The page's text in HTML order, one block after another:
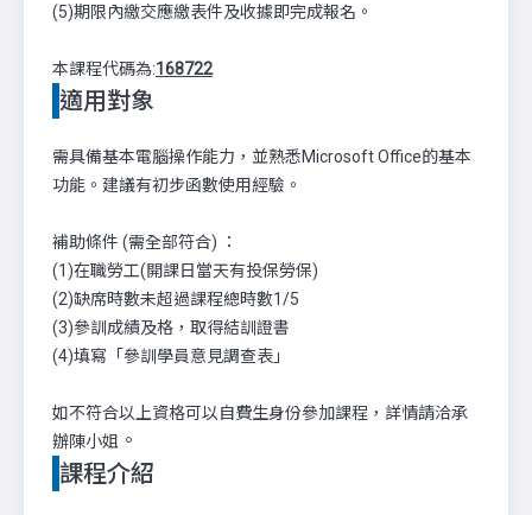
(5)期限內繳交應繳表件及收據即完成報名。
本課程代碼為:168722
適用對象
需具備基本電腦操作能力，並熟悉Microsoft Office的基本
功能。建議有初步函數使用經驗。
補助條件 (需全部符合) ：
(1)在職勞工(開課日當天有投保勞保)
(2)缺席時數未超過課程總時數1/5
(3)參訓成績及格，取得結訓證書
(4)填寫「參訓學員意見調查表」
如不符合以上資格可以自費生身份參加課程，詳情請洽承
辦陳小姐 。
課程介紹